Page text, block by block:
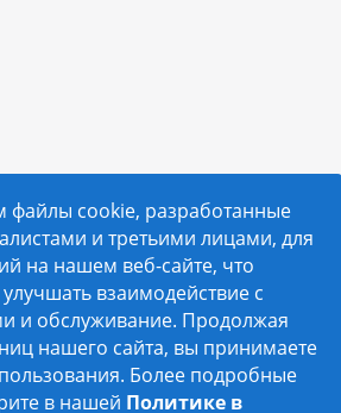
- интернет-магазин
файлы cookie, разработанные
и третьими лицами, для
на нашем веб-сайте, что
взаимодействие с
и обслуживание. Продолжая
нашего сайта, вы принимаете
Более подробные
в нашей Политике в